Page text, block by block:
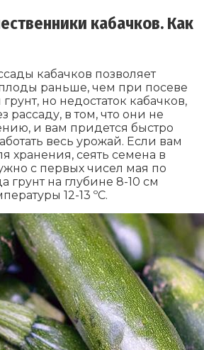
кабачков. Как
кабачков позволяет
раньше, чем при посеве
но недостаток кабачков,
рассаду, в том, что они не
и вам придется быстро
весь урожай. Если вам
хранения, сеять семена в
с первых чисел мая по
грунт на глубине 8-10 см
12-13 ºC.